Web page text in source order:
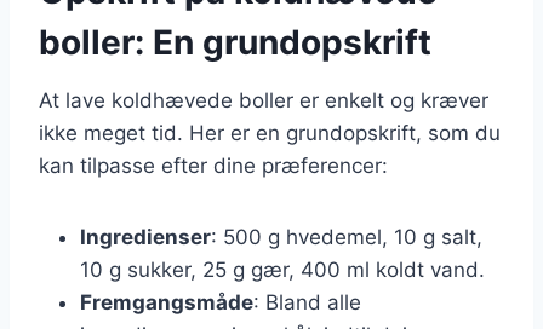
boller: En grundopskrift
At lave koldhævede boller er enkelt og kræver
ikke meget tid. Her er en grundopskrift, som du
kan tilpasse efter dine præferencer:
Ingredienser: 500 g hvedemel, 10 g salt,
10 g sukker, 25 g gær, 400 ml koldt vand.
Fremgangsmåde: Bland alle